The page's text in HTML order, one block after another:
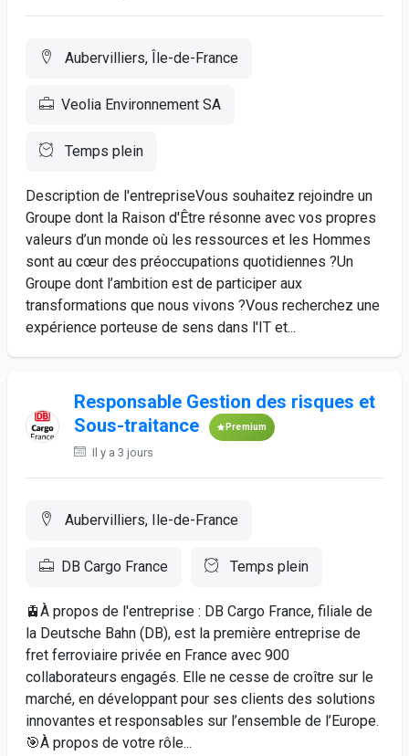
Aubervilliers, Île-de-France
Veolia Environnement SA
Temps plein
Description de l'entrepriseVous souhaitez rejoindre un
Groupe dont la Raison d'Être résonne avec vos propres
valeurs d’un monde où les ressources et les Hommes
sont au cœur des préoccupations quotidiennes ?Un
Groupe dont l’ambition est de participer aux
transformations que nous vivons ?Vous recherchez une
expérience porteuse de sens dans l'IT et...
Responsable Gestion des risques et
Sous-traitance
Premium
Il y a 3 jours
Aubervilliers, Ile-de-France
DB Cargo France Temps plein
🚊À propos de l'entreprise : DB Cargo France, filiale de
la Deutsche Bahn (DB), est la première entreprise de
fret ferroviaire privée en France avec 900
collaborateurs engagés. Elle ne cesse de croître sur le
marché, en développant pour ses clients des solutions
innovantes et responsables sur l’ensemble de l’Europe.
🎯À propos de votre rôle...